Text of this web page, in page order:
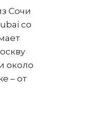
Сочи
со
около
– от